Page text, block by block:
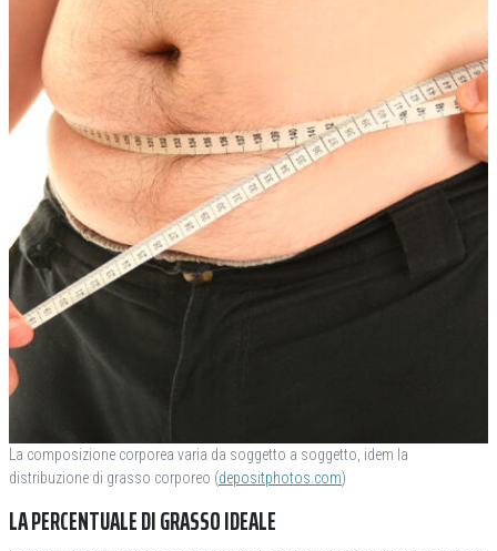
La composizione corporea varia da soggetto a soggetto, idem la
distribuzione di grasso corporeo (depositphotos.com)
LA PERCENTUALE DI GRASSO IDEALE